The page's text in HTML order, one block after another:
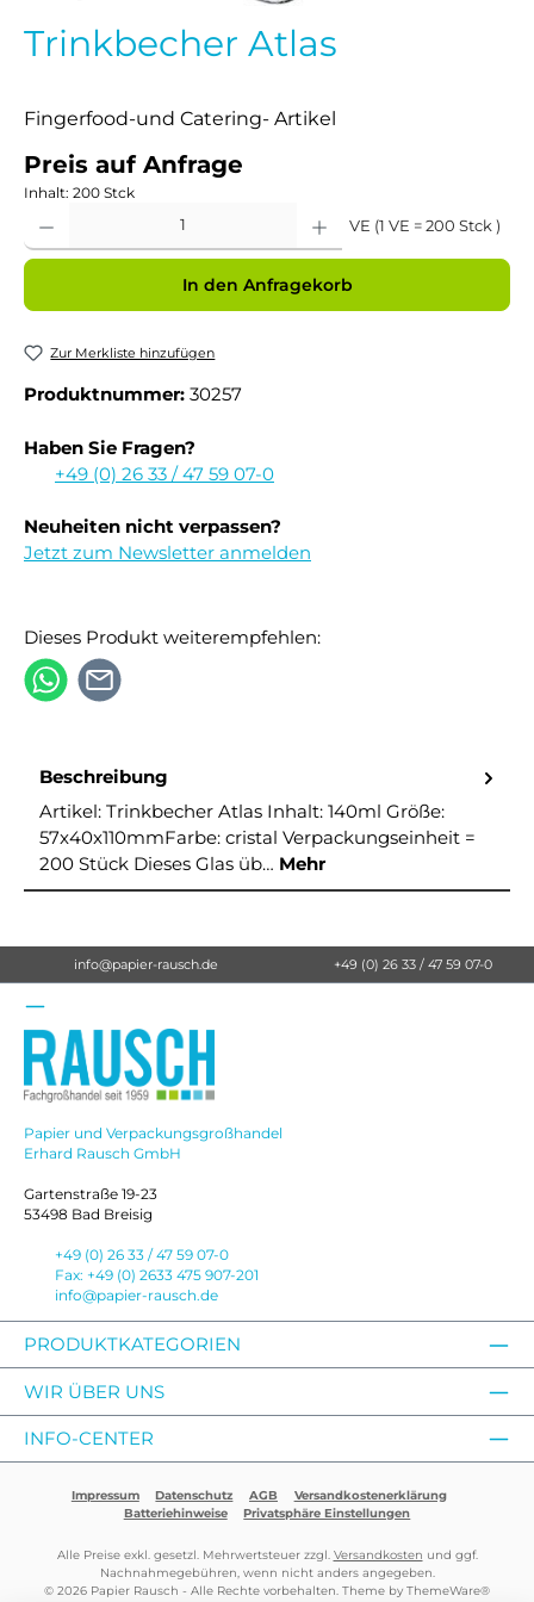
Trinkbecher Atlas
Fingerfood-und Catering- Artikel
Preis auf Anfrage
Inhalt: 200 Stck
VE (1 VE = 200 Stck )
In den Anfragekorb
Zur Merkliste hinzufügen
Produktnummer: 30257
Haben Sie Fragen?
+49 (0) 26 33 / 47 59 07-0
Neuheiten nicht verpassen?
Jetzt zum Newsletter anmelden
Dieses Produkt weiterempfehlen:
Beschreibung
Artikel: Trinkbecher Atlas Inhalt: 140ml Größe:
57x40x110mmFarbe: cristal Verpackungseinheit =
200 Stück Dieses Glas üb… Mehr
info@papier-rausch.de +49 (0) 26 33 / 47 59 07-0
Papier und Verpackungsgroßhandel
Erhard Rausch GmbH
Gartenstraße 19-23
53498 Bad Breisig
+49 (0) 26 33 / 47 59 07-0
Fax: +49 (0) 2633 475 907-201
info@papier-rausch.de
PRODUKTKATEGORIEN
WIR ÜBER UNS
INFO-CENTER
Impressum Datenschutz AGB
Versandkostenerklärung
Batteriehinweise
Privatsphäre Einstellungen
Alle Preise exkl. gesetzl. Mehrwertsteuer zzgl. Versandkosten und ggf.
Nachnahmegebühren, wenn nicht anders angegeben.
© 2026 Papier Rausch - Alle Rechte vorbehalten. Theme by ThemeWare®